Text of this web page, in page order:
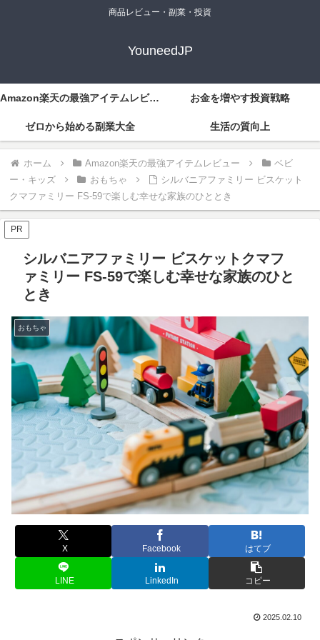
商品レビュー・副業・投資
YouneedJP
Amazon楽天の最強アイテムレビュー お金を増やす投資戦略
ゼロから始める副業大全 生活の質向上
ホーム Amazon楽天の最強アイテムレビュー
ベビ
ー・キッズ
おもちゃ
シルバニアファミリー ビスケット
クマファミリー FS-59で楽しむ幸せな家族のひととき
PR
シルバニアファミリー ビスケットクマフ
ァミリー FS-59で楽しむ幸せな家族のひと
とき
おもちゃ
X Facebook はてブ
LINE LinkedIn コピー
2025.02.10